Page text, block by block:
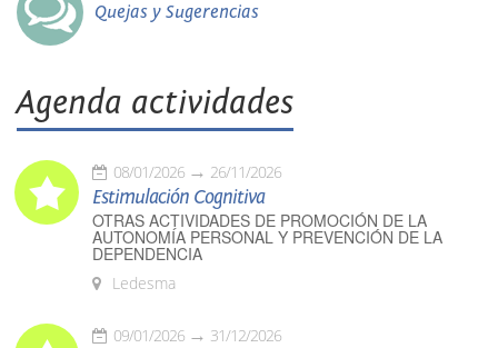
Quejas y Sugerencias
Agenda actividades
08/01/2026 26/11/2026
Estimulación Cognitiva
OTRAS ACTIVIDADES DE PROMOCIÓN DE LA
AUTONOMÍA PERSONAL Y PREVENCIÓN DE LA
DEPENDENCIA
Ledesma
09/01/2026 31/12/2026